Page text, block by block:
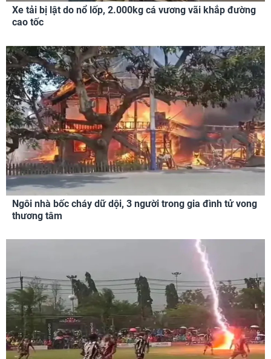
Xe tải bị lật do nổ lốp, 2.000kg cá vương vãi khắp đường
cao tốc
Ngôi nhà bốc cháy dữ dội, 3 người trong gia đình tử vong
thương tâm